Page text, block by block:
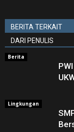
BERITA TERKAIT
DARI PENULIS
Berita
Lingkungan